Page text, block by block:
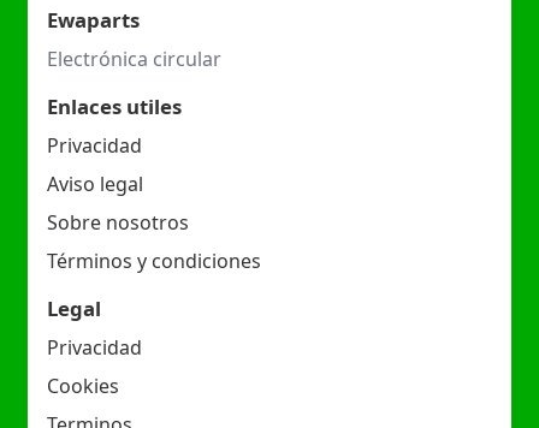
Ewaparts
Electrónica circular
Enlaces utiles
Privacidad
Aviso legal
Sobre nosotros
Términos y condiciones
Legal
Privacidad
Cookies